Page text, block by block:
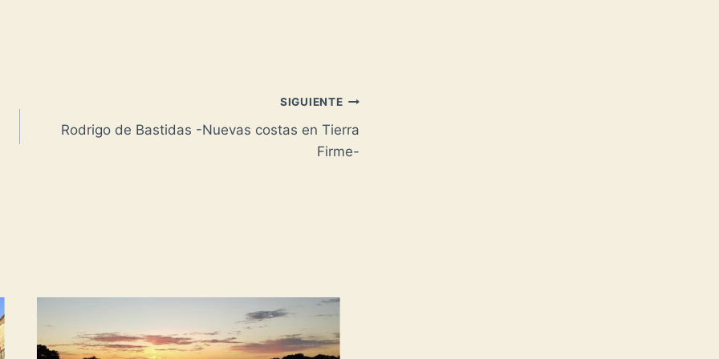
SIGUIENTE
Rodrigo de Bastidas -Nuevas costas en Tierra
Firme-